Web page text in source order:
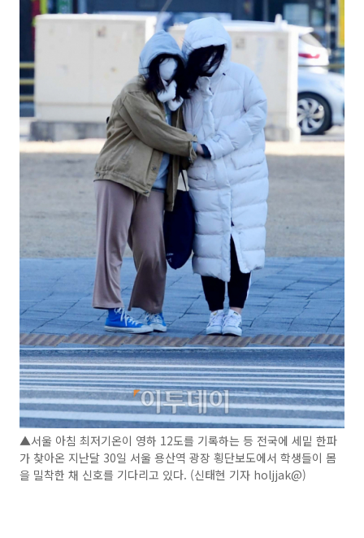
▲서울 아침 최저기온이 영하 12도를 기록하는 등 전국에 세밑 한파
가 찾아온 지난달 30일 서울 용산역 광장 횡단보도에서 학생들이 몸
을 밀착한 채 신호를 기다리고 있다. (신태현 기자 holjjak@)